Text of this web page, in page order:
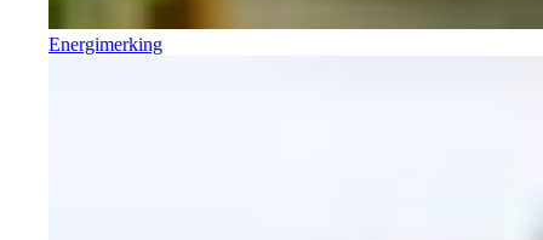
Energimerking